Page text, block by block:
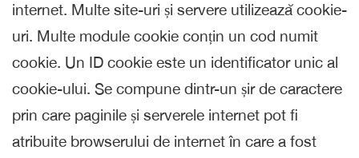
internet. Multe site-uri și servere utilizează cookie-
uri. Multe module cookie conțin un cod numit
cookie. Un ID cookie este un identificator unic al
cookie-ului. Se compune dintr-un șir de caractere
prin care paginile și serverele internet pot fi
atribuite browserului de internet în care a fost